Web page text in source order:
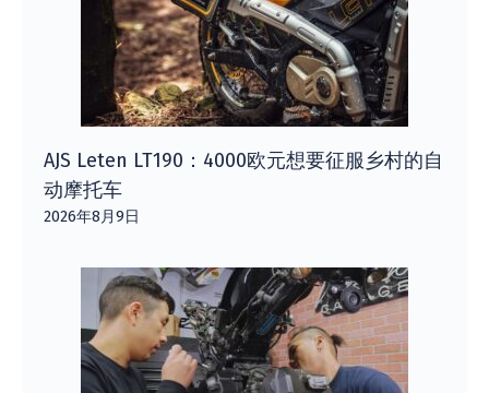
AJS Leten LT190：4000欧元想要征服乡村的自
动摩托车
2026年8月9日